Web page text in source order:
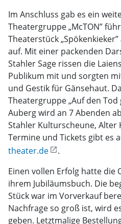
Im Anschluss gab es ein
Theatergruppe „McTON”
Theaterstück
auf. Mit einer packenden
Stahler Sage rissen die
Publikum mit und sorgten
und Gestik für Gänsehaut.
Theatergruppe „Auf den Tod
Auberg wird an 7 Abenden
Stahler Kulturscheune, Alter
Termine und Tickets gibt es
theater.de
.
Einen vollen Erfolg hatte
ihrem Jubiläumsbuch. Die
Stück war im Vorverkauf
Nachfrage so groß ist, wird
geben. Letztmalige